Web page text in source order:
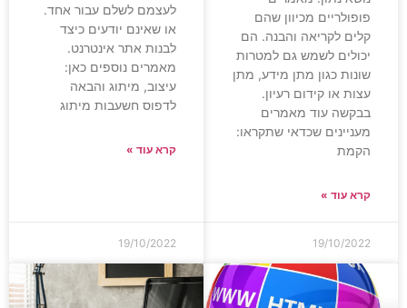
פופולריים מכיוון שהם
קלים לקריאה והבנה. הם
יכולים לשמש גם למטרות
שונות כגון מתן מידע, מתן
עצות או קידום רעיון.
בבקשה עוד מאמרים
מעניינים שכדאי שתקראו:
הקמת
קרא עוד »
19/10/2022
לעצמם לשלם עבור אחד.
או שאינם יודעים כיצד
לבנות אתר אינטרנט.
מאמרים נוספים כאן:
עיצוב, מיתוג והבאה
לדפוס חשעבות מיתוג
קרא עוד »
19/10/2022